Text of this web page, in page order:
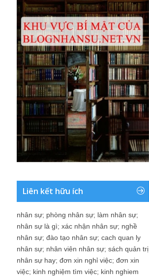
Liên kết hữu ích
nhân sự; phòng nhân sự; làm nhân sự;
nhân sự là gì; xác nhận nhân sự; nghề
nhân sự; đào tạo nhân sự; cach quan ly
nhân sự; nhân viên nhân sự; sách quản trị
nhân sự hay; đơn xin nghỉ việc; đơn xin
việc; kinh nghiệm tìm việc; kinh nghiem